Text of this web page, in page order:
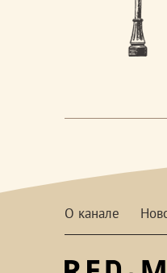
О канале